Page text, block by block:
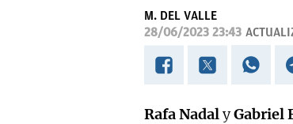
M. DEL VALLE
28/06/2023 23:43
Rafa Nadal yGabriel